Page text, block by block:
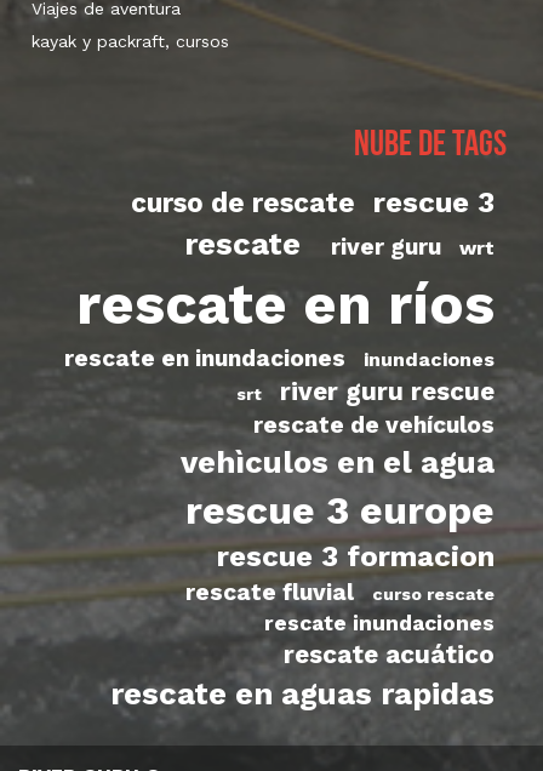
Viajes de aventura
kayak y packraft, cursos
Nube de tags
curso de rescate rescue 3
rescate river guru wrt
rescate en ríos
rescate en inundaciones inundaciones
srt river guru rescue
rescate de vehículos
vehìculos en el agua
rescue 3 europe
rescue 3 formacion
rescate fluvial curso rescate
rescate inundaciones
rescate acuático
rescate en aguas rapidas